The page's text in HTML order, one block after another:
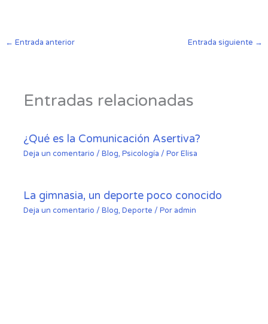
← Entrada anterior Entrada siguiente →
Entradas relacionadas
¿Qué es la Comunicación Asertiva?
Deja un comentario / Blog, Psicología / PorElisa
La gimnasia, un deporte poco conocido
Deja un comentario / Blog, Deporte / Por admin